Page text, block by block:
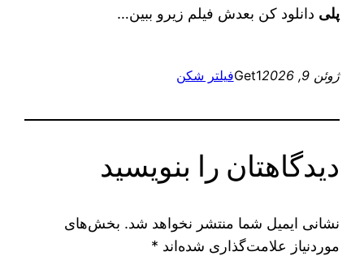
پلی دانلود کن بعدش فیلم زیرو ببین…
ژوئن 9, 2026 Get1فیلتر شکن
دیدگاهتان را بنویسید
نشانی ایمیل شما منتشر نخواهد شد. بخش‌های
موردنیاز علامت‌گذاری شده‌اند *